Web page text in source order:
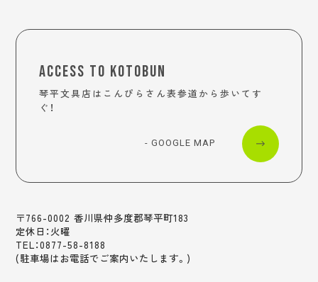
ACCESS TO KOTOBUN
琴平文具店はこんぴらさん表参道から歩いてす
ぐ！
- GOOGLE MAP
〒766-0002 香川県仲多度郡琴平町183
定休日：火曜
TEL：0877-58-8188
(駐車場はお電話でご案内いたします。)